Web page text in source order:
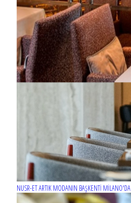
NUSR-ET ARTIK MODANIN BAŞKENTİ MİLANO'DA